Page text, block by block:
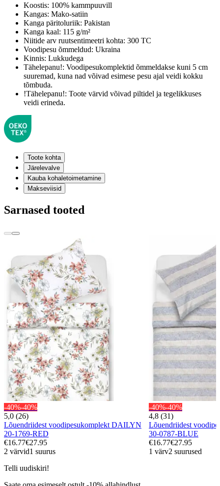
Koostis: 100% kammpuuvill
Kangas: Mako-satiin
Kanga päritoluriik: Pakistan
Kanga kaal: 115 g/m²
Niitide arv ruutsentimeetri kohta: 300 TC
Voodipesu õmmeldud: Ukraina
Kinnis: Lukkudega
Tähelepanu!: Voodipesukomplektid õmmeldakse kuni 5 cm
suuremad, kuna nad võivad esimese pesu ajal veidi kokku
tõmbuda.
!Tähelepanu!: Toote värvid võivad piltidel ja tegelikkuses
veidi erineda.
Toote kohta
Järelevalve
Kauba kohaletoimetamine
Makseviisid
Sarnased tooted
-40%-40%
5,0 (26)
Lõuendriidest voodipesukomplekt DAILYN
20-1769-RED
€16.77€27.95
2 värvid1 suurus
-40%-40%
4,8 (31)
Lõuendriidest
30-0787-BLUE
€16.77€27.95
1 värv2 suurused
Telli uudiskiri!